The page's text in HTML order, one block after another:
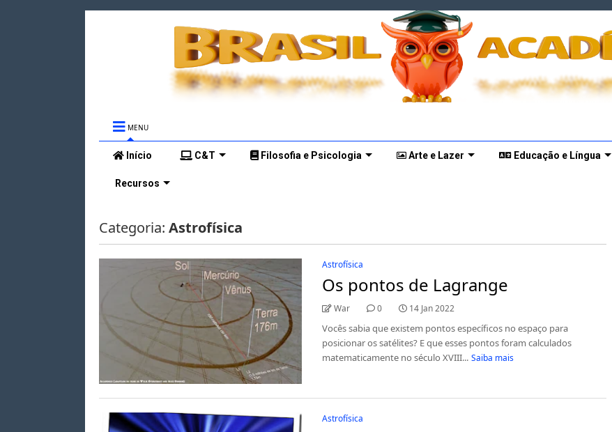
MENU
Início C&T Filosofia e Psicologia Arte e Lazer Educação e Língua
Recursos
Categoria: Astrofísica
Astrofísica
Os pontos de Lagrange
War 0 14 Jan 2022
Vocês sabia que existem pontos específicos no espaço para
posicionar os satélites? E que esses pontos foram calculados
matematicamente no século XVIII... Saiba mais
Astrofísica